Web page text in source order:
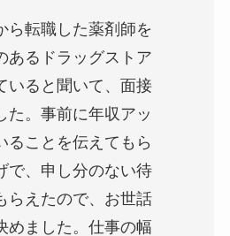
ら転職した薬剤師を
あるドラッグストア
いると聞いて、面接
た。事前に年収アッ
ることを伝えてもら
で、申し分のない待
らえたので、お世話
めました。仕事の幅